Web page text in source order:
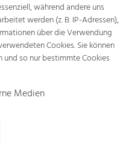
während andere uns
werden (z. B. IP-Adressen),
über die Verwendung
Cookies. Sie können
so nur bestimmte Cookies
Medien